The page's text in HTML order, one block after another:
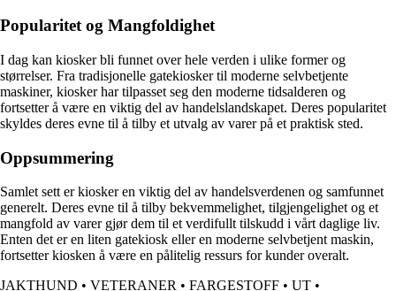
Popularitet og Mangfoldighet
I dag kan kiosker bli funnet over hele verden i ulike former og
størrelser. Fra tradisjonelle gatekiosker til moderne selvbetjente
maskiner, kiosker har tilpasset seg den moderne tidsalderen og
fortsetter å være en viktig del av handelslandskapet. Deres popularitet
skyldes deres evne til å tilby et utvalg av varer på et praktisk sted.
Oppsummering
Samlet sett er kiosker en viktig del av handelsverdenen og samfunnet
generelt. Deres evne til å tilby bekvemmelighet, tilgjengelighet og et
mangfold av varer gjør dem til et verdifullt tilskudd i vårt daglige liv.
Enten det er en liten gatekiosk eller en moderne selvbetjent maskin,
fortsetter kiosken å være en pålitelig ressurs for kunder overalt.
JAKTHUND • VETERANER • FARGESTOFF • UT •